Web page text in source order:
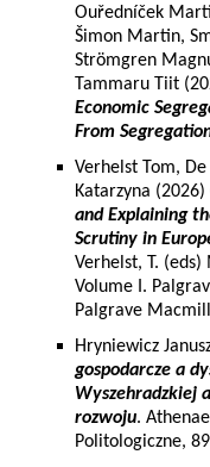
Ouředníček
Šimon Martin,
Strömgren
Tammaru Tiit
Economic
From
Verhelst Tom,
Katarzyna (2026)
and Explaining
Scrutiny in
Verhelst, T.
Volume I.
Palgrave
Hryniewicz
gospodarcze a
Wyszehradzkiej
rozwoju.
Politologiczne,